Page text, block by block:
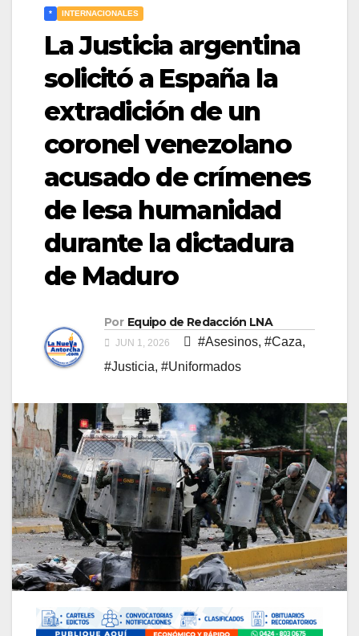
* INTERNACIONALES
La Justicia argentina
solicitó a España la
extradición de un
coronel venezolano
acusado de crímenes
de lesa humanidad
durante la dictadura
de Maduro
Por Equipo de Redacción LNA
JUN 1, 2026 #Asesinos, #Caza,
#Justicia, #Uniformados